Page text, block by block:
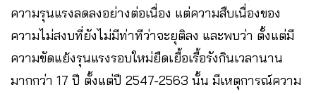
ความรุนแรงลดลงอย่างต่อเนื่อง แต่ความสืบเนื่องของ
ความไม่สงบที่ยังไม่มีท่าทีว่าจะยุติลง และพบว่า ตั้งแต่มี
ความขัดแย้งรุนแรงรอบใหม่ยืดเยื้อเรื้อรังกินเวลานาน
มากกว่า 17 ปี ตั้งแต่ปี 2547-2563 นั้น มีเหตุการณ์ความ